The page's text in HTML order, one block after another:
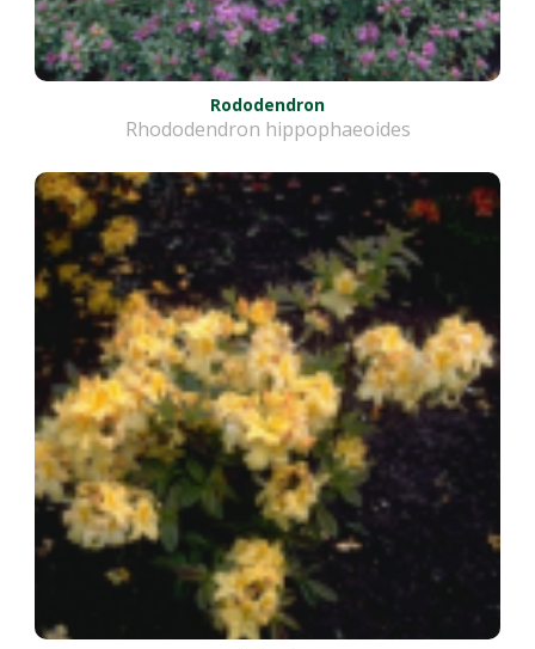
Rododendron
Rhododendron hippophaeoides